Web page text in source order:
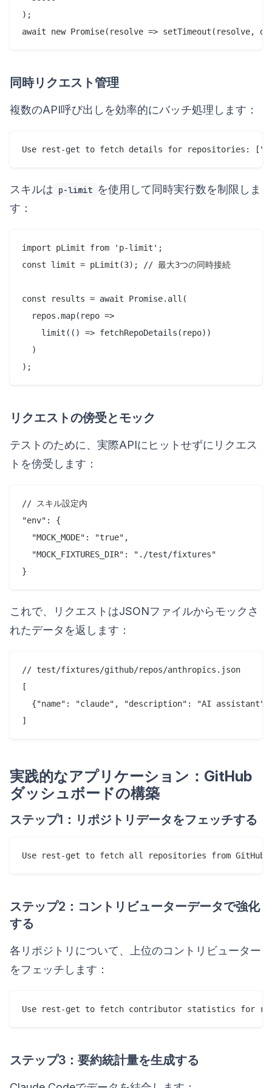
);
同時リクエスト管理
複数のAPI呼び出しを効率的にバッチ処理します：
スキルは p-limit を使用して同時実行数を制限しま
す：
import pLimit from 'p-limit';
const limit = pLimit(3); // 最大3つの同時接続
const results = await Promise.all(
  repos.map(repo =>
    limit(() => fetchRepoDetails(repo))
  )
リクエストの傍受とモック
テストのために、実際APIにヒットせずにリクエス
トを傍受します：
// スキル設定内
"env": {
  "MOCK_MODE": "true",
  "MOCK_FIXTURES_DIR": "./test/fixtures"
これで、リクエストはJSONファイルからモックさ
れたデータを返します：
// test/fixtures/github/repos/anthropics.json
[
{"name": "claude", "description": "AI
実践的なアプリケーション：GitHub
ダッシュボードの構築
ステップ1：リポジトリデータをフェッチする
ステップ2：コントリビューターデータで強化
する
各リポジトリについて、上位のコントリビューター
をフェッチします：
ステップ3：要約統計量を生成する